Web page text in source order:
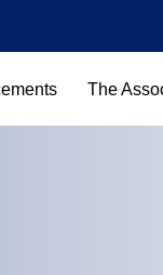
The